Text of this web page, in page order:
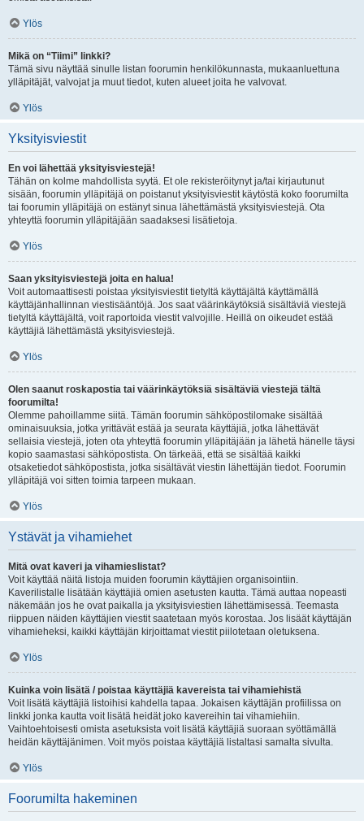
Ylös
Mikä on “Tiimi” linkki?
Tämä sivu näyttää sinulle listan foorumin henkilökunnasta, mukaanluettuna
ylläpitäjät, valvojat ja muut tiedot, kuten alueet joita he valvovat.
Ylös
Yksityisviestit
En voi lähettää yksityisviestejä!
Tähän on kolme mahdollista syytä. Et ole rekisteröitynyt ja/tai kirjautunut
sisään, foorumin ylläpitäjä on poistanut yksityisviestit käytöstä koko foorumilta
tai foorumin ylläpitäjä on estänyt sinua lähettämästä yksityisviestejä. Ota
yhteyttä foorumin ylläpitäjään saadaksesi lisätietoja.
Ylös
Saan yksityisviestejä joita en halua!
Voit automaattisesti poistaa yksityisviestit tietyltä käyttäjältä käyttämällä
käyttäjänhallinnan viestisääntöjä. Jos saat väärinkäytöksiä sisältäviä viestejä
tietyltä käyttäjältä, voit raportoida viestit valvojille. Heillä on oikeudet estää
käyttäjiä lähettämästä yksityisviestejä.
Ylös
Olen saanut roskapostia tai väärinkäytöksiä sisältäviä viestejä tältä
foorumilta!
Olemme pahoillamme siitä. Tämän foorumin sähköpostilomake sisältää
ominaisuuksia, jotka yrittävät estää ja seurata käyttäjiä, jotka lähettävät
sellaisia viestejä, joten ota yhteyttä foorumin ylläpitäjään ja lähetä hänelle täysi
kopio saamastasi sähköpostista. On tärkeää, että se sisältää kaikki
otsaketiedot sähköpostista, jotka sisältävät viestin lähettäjän tiedot. Foorumin
ylläpitäjä voi sitten toimia tarpeen mukaan.
Ylös
Ystävät ja vihamiehet
Mitä ovat kaveri ja vihamieslistat?
Voit käyttää näitä listoja muiden foorumin käyttäjien organisointiin.
Kaverilistalle lisätään käyttäjiä omien asetusten kautta. Tämä auttaa nopeasti
näkemään jos he ovat paikalla ja yksityisviestien lähettämisessä. Teemasta
riippuen näiden käyttäjien viestit saatetaan myös korostaa. Jos lisäät käyttäjän
vihamieheksi, kaikki käyttäjän kirjoittamat viestit piilotetaan oletuksena.
Ylös
Kuinka voin lisätä / poistaa käyttäjiä kavereista tai vihamiehistä
Voit lisätä käyttäjiä listoihisi kahdella tapaa. Jokaisen käyttäjän profiilissa on
linkki jonka kautta voit lisätä heidät joko kavereihin tai vihamiehiin.
Vaihtoehtoisesti omista asetuksista voit lisätä käyttäjiä suoraan syöttämällä
heidän käyttäjänimen. Voit myös poistaa käyttäjiä listaltasi samalta sivulta.
Ylös
Foorumilta hakeminen